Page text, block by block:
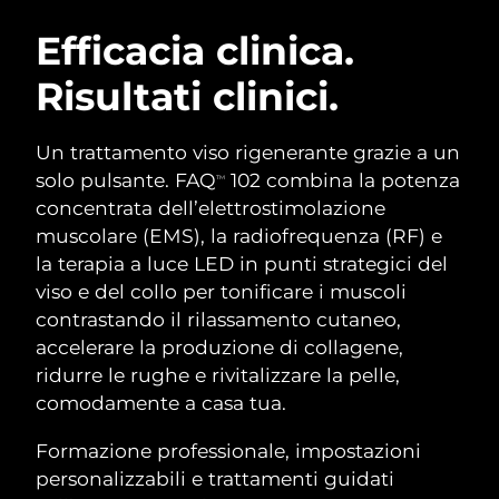
Efficacia clinica.
Risultati clinici.
Un trattamento viso rigenerante grazie a un
solo pulsante. FAQTM
102 combina la potenza
concentrata dell’elettrostimolazione
muscolare (EMS), la radiofrequenza (RF) e
la terapia a luce LED in punti strategici del
viso e del collo per tonificare i muscoli
contrastando il rilassamento cutaneo,
accelerare la produzione di collagene,
ridurre le rughe e rivitalizzare la pelle,
comodamente a casa tua.
Formazione professionale, impostazioni
personalizzabili e trattamenti guidati
LUNA™ 4 pacchetto
Anti-aging massage
LUNA™ 4 Plus
Massage, LED heating
LUNA™ 4 Men
BEAR™ 2 pacchetto
Microcurrent toning
BEAR™ 2 go
Microcurrent toning on-the-go
BEAR™ 2 eyes & lips
Idratazione
UFO™ 3 pacchetto
Deep facial hydration
UFO™ 3 LED
Near-infrared and red light therapy
device
Igiene orale
issa™ 4
Hybrid silicone sonic toothbrush
Smart hybrid silicone sonic toothbrush
TRATTAMENTI ANTI-AGE FAQ™
Anti-age Trattamenti LED
NEW
Austria Consegna stimata
Bahrein Consegna stimata
Belgio
Bermuda Consegna stimata8/15/26
Bosnia ed
Erzegovina
Consegna stimata8/12/26
Brunei Consegna stimata
Bulgaria Consegna stimata
Cile Consegna stimata